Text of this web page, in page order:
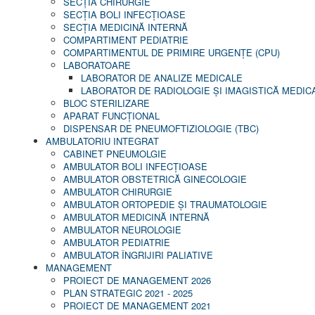
SECŢIA BOLI INFECŢIOASE
SECŢIA MEDICINĂ INTERNĂ
COMPARTIMENT PEDIATRIE
COMPARTIMENTUL DE PRIMIRE URGENȚE (CPU)
LABORATOARE
LABORATOR DE ANALIZE MEDICALE
LABORATOR DE RADIOLOGIE ŞI IMAGISTICĂ
BLOC STERILIZARE
APARAT FUNCŢIONAL
DISPENSAR DE PNEUMOFTIZIOLOGIE (TBC)
AMBULATORIU INTEGRAT
CABINET PNEUMOLGIE
AMBULATOR BOLI INFECŢIOASE
AMBULATOR OBSTETRICĂ GINECOLOGIE
AMBULATOR CHIRURGIE
AMBULATOR ORTOPEDIE ȘI TRAUMATOLOGIE
AMBULATOR MEDICINĂ INTERNĂ
AMBULATOR NEUROLOGIE
AMBULATOR PEDIATRIE
AMBULATOR ÎNGRIJIRI PALIATIVE
MANAGEMENT
PROIECT DE MANAGEMENT 2026
PLAN STRATEGIC 2021 - 2025
PROIECT DE MANAGEMENT 2021